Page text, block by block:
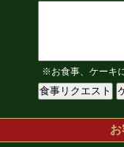
※お食事、ケーキ